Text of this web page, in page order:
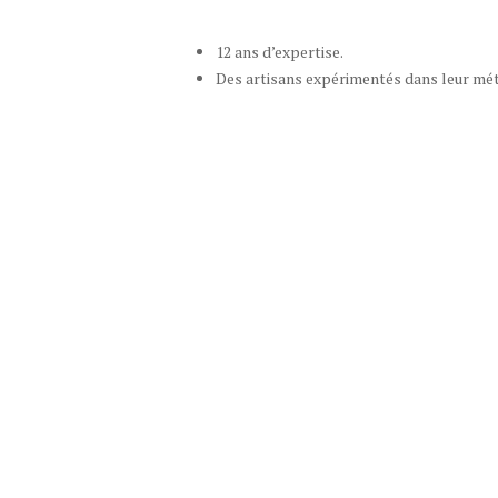
12 ans d’expertise.
Des artisans expérimentés dans leur